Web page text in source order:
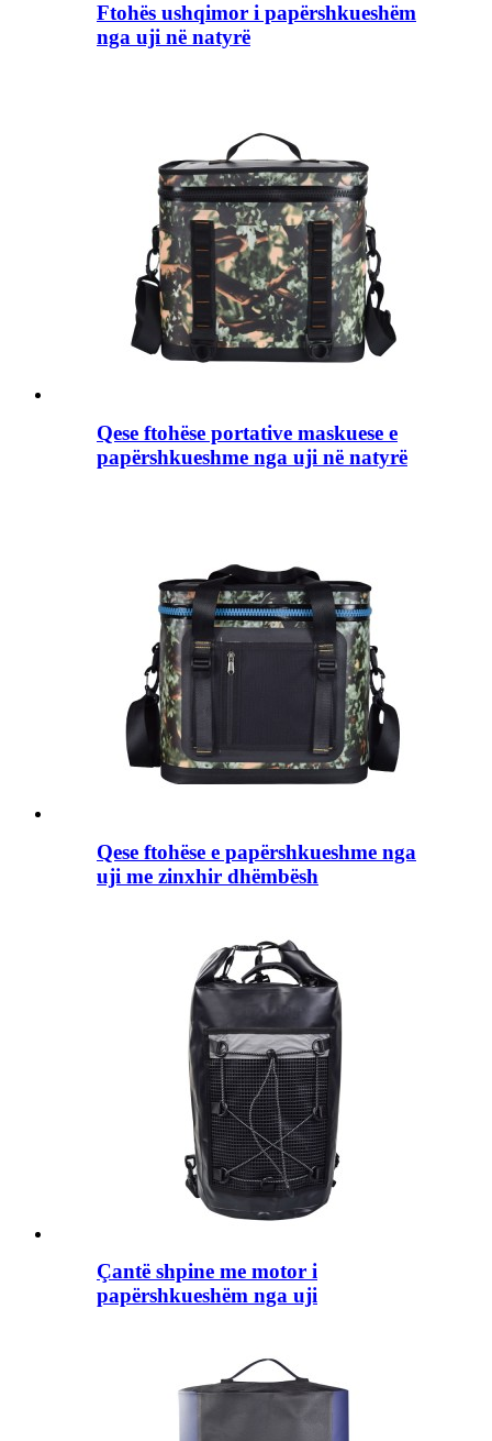
Ftohës ushqimor i papërshkueshëm
nga uji në natyrë
Qese ftohëse portative maskuese e
papërshkueshme nga uji në natyrë
Qese ftohëse e papërshkueshme nga
uji me zinxhir dhëmbësh
Çantë shpine me motor i
papërshkueshëm nga uji